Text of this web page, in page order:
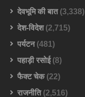
देवभूमि की बात(3,338)
देश-विदेश(2,715)
पर्यटन(481)
पहाड़ी रसोई(8)
फैक्ट चेक(22)
राजनीति(2,516)